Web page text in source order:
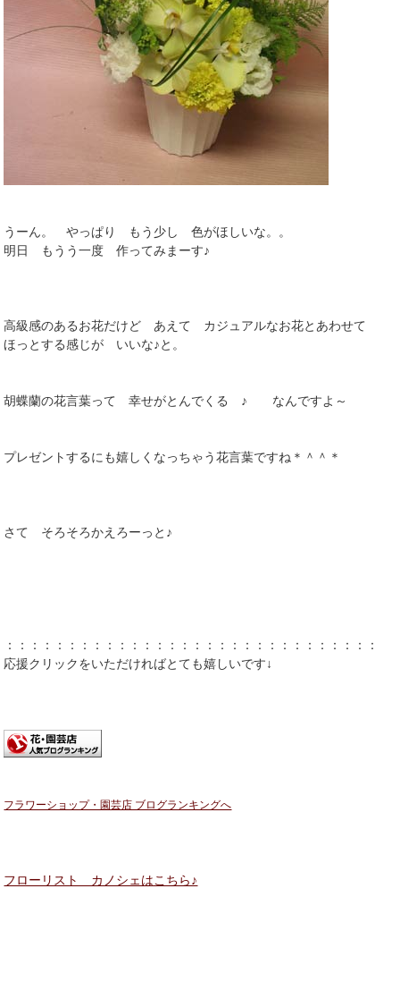
うーん。 やっぱり もう少し 色がほしいな。。
明日 もうう一度 作ってみまーす♪
高級感のあるお花だけど あえて カジュアルなお花とあわせて
ほっとする感じが いいな♪と。
胡蝶蘭の花言葉って 幸せがとんでくる ♪ なんですよ～
プレゼントするにも嬉しくなっちゃう花言葉ですね＊＾＾＊
さて そろそろかえろーっと♪
：：：：：：：：：：：：：：：：：：：：：：：：：：：：：：：
応援クリックをいただければとても嬉しいです↓
フラワーショップ・園芸店 ブログランキングへ
フローリスト カノシェはこちら♪